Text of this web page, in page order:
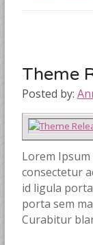
Theme
Posted by:
Lorem
consectetur
id ligula
porta sem
Curabitur